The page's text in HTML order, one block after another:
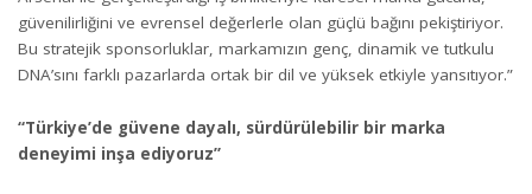
güvenilirliğini ve evrensel değerlerle olan güçlü bağını pekiştiriyor.
Bu stratejik sponsorluklar, markamızın genç, dinamik ve tutkulu
DNA’sını farklı pazarlarda ortak bir dil ve yüksek etkiyle yansıtıyor.”
“Türkiye’de güvene dayalı, sürdürülebilir bir marka
deneyimi inşa ediyoruz”